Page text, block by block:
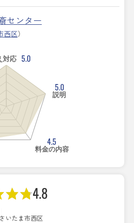
センター
西区）
対応 5.0
5.0
説明
4.5
料金の内容
4.8
いたま市西区